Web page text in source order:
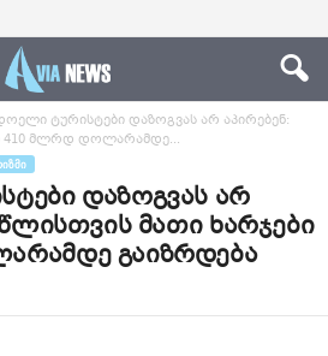
ტურისტები დაზოგვას არ აპირებენ:
410 მლრდ დოლარამდე...
დაზოგვას არ
მათი ხარჯები
გაიზრდება